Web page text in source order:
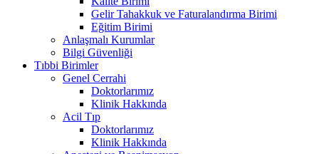
Gelir Tahakkuk ve Faturalandırma Birimi
Eğitim Birimi
Anlaşmalı Kurumlar
Bilgi Güvenliği
Tıbbi Birimler
Genel Cerrahi
Doktorlarımız
Klinik Hakkında
Acil Tıp
Doktorlarımız
Klinik Hakkında